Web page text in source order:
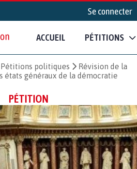
Se connecter
ACCUEIL PÉTITIONS
Pétitions politiques
Révision de la
états généraux de la démocratie
PÉTITION